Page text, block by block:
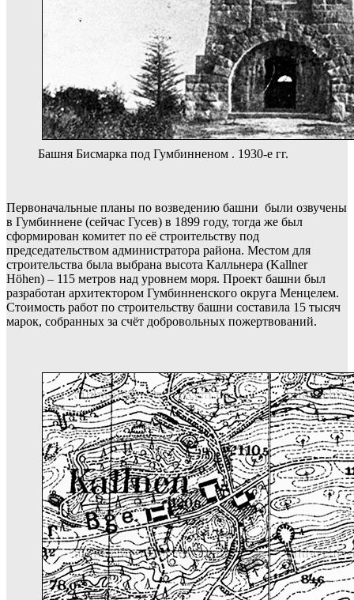
Башня Бисмарка под Гумбинненом . 1930-е гг.
Первоначальные планы по возведению башни были озвучены
в Гумбиннене (сейчас Гусев) в 1899 году, тогда же был
сформирован комитет по её строительству под
председательством администратора района. Местом для
строительства была выбрана высота Калльнера (Kallner
Höhen) – 115 метров над уровнем моря. Проект башни был
разработан архитектором Гумбинненского округа Менцелем.
Стоимость работ по строительству башни составила 15 тысяч
марок, собранных за счёт добровольных пожертвований.